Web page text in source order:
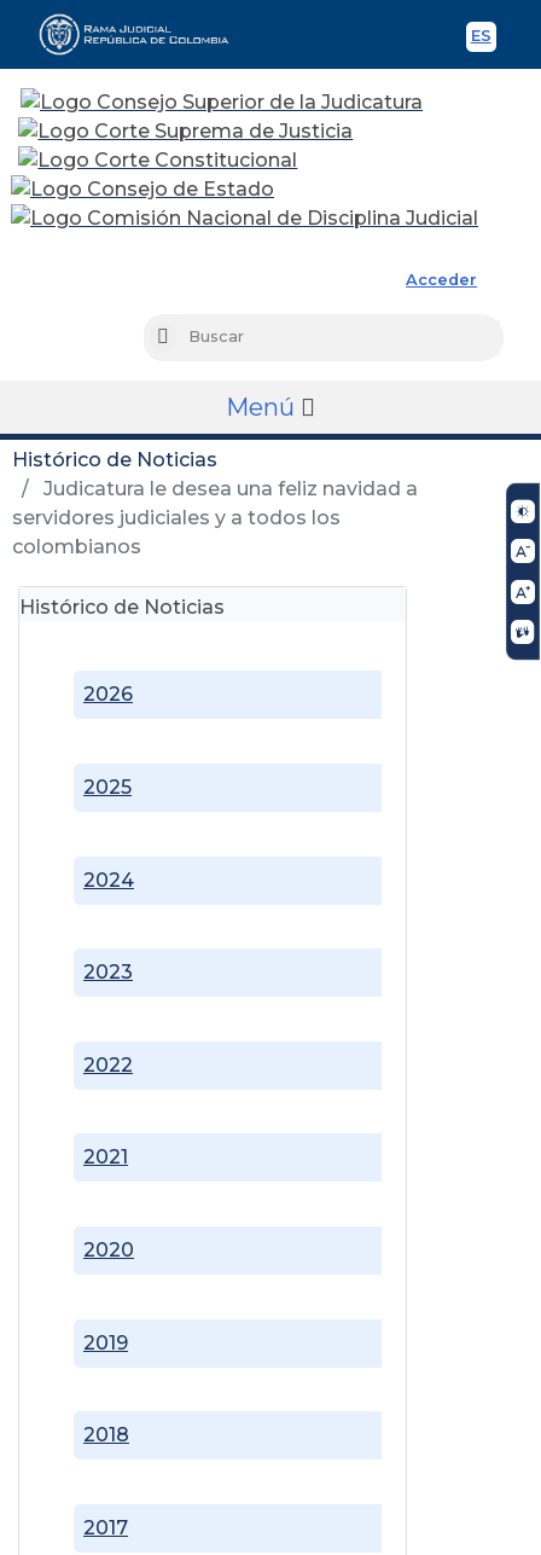
ES
Acceder
Buscar
Menú
Histórico de Noticias
Judicatura le desea una feliz navidad a
servidores judiciales y a todos los
colombianos
Histórico de Noticias
2017
2018
2019
2020
2021
2022
2023
2024
2025
2026